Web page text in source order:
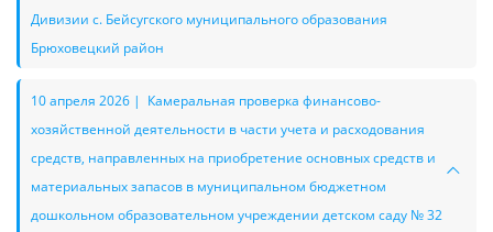
Дивизии с. Бейсугского муниципального образования
Брюховецкий район
10 апреля 2026 | Камеральная проверка финансово-
хозяйственной деятельности в части учета и расходования
средств, направленных на приобретение основных средств и
материальных запасов в муниципальном бюджетном
дошкольном образовательном учреждении детском саду № 32